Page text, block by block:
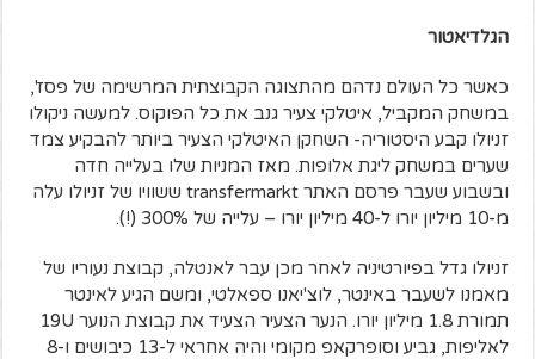
הגלדיאטור
כאשר כל העולם נדהם מהתצוגה הקבוצתית המרשימה של פסז',
במשחק המקביל, איטלקי צעיר גנב את כל הפוקוס. למעשה ניקולו
זניולו קבע היסטוריה- השחקן האיטלקי הצעיר ביותר להבקיע צמד
שערים במשחק ליגת אלופות. מאז המניות שלו בעלייה חדה
ובשבוע שעבר פרסם האתר transfermarkt ששוויו של זניולו עלה
מ-10 מיליון יורו ל-40 מיליון יורו – עלייה של 300% (!).
זניולו גדל בפיורטיניה לאחר מכן עבר לאנטלה, קבוצת נעוריו של
מאמנו לשעבר באינטר, לוצ'יאנו ספאלטי, ומשם הגיע לאינטר
תמורת 1.8 מיליון יורו. הנער הצעיר הצעיד את קבוצת הנוער 19U
לאליפות, גביע וסופרקאפ מקומי והיה אחראי ל-13 כיבושים ו-8